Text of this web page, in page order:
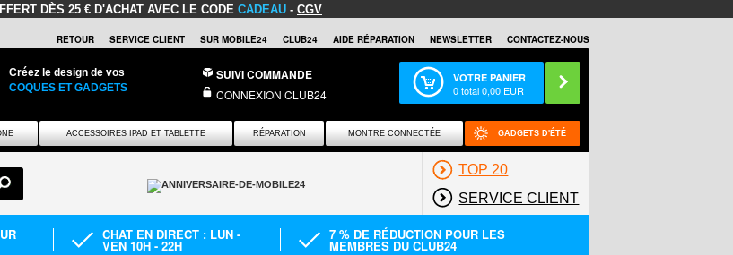
DÈS 25 € D'ACHAT AVEC LE CODE CADEAU - CGV
RETOUR SERVICE CLIENT SUR MOBILE24 CLUB24 AIDE RÉPARATION NEWSLETTER CONTACTEZ-NOUS
Créez le design de vos
COQUES ET GADGETS
SUIVI COMMANDE
CONNEXION CLUB24
VOTRE PANIER
0total0,00 EUR
ACCESSOIRES IPAD ET TABLETTE RÉPARATION MONTRE CONNECTÉE GADGETS D'ÉTÉ
TOP 20
SERVICE CLIENT
CHAT EN DIRECT : LUN -
VEN 10H - 22H
7 % DE RÉDUCTION POUR LES
MEMBRES DU CLUB24